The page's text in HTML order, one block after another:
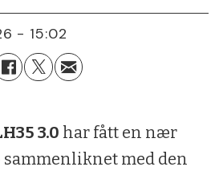
- 15:02
3.0 har fått en nær
med den